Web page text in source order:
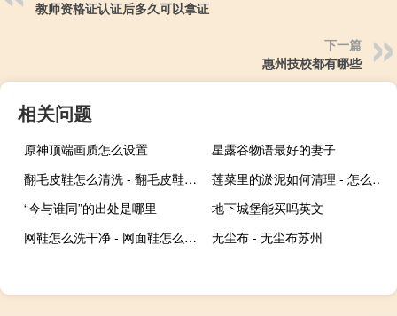
教师资格证认证后多久可以拿证
下一篇
惠州技校都有哪些
相关问题
原神顶端画质怎么设置
星露谷物语最好的妻子
翻毛皮鞋怎么清洗 - 翻毛皮鞋子如何清洗
莲菜里的淤泥如何清理 - 怎么洗藕里面的泥
“今与谁同”的出处是哪里
地下城堡能买吗英文
网鞋怎么洗干净 - 网面鞋怎么擦干净
无尘布 - 无尘布苏州